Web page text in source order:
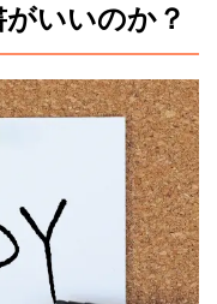
いいのか？